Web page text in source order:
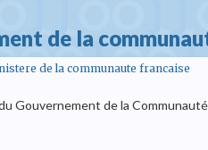
de la
de la communaute francaise
Gouvernement de la